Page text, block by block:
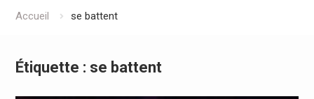
Accueil se battent
Étiquette : se battent